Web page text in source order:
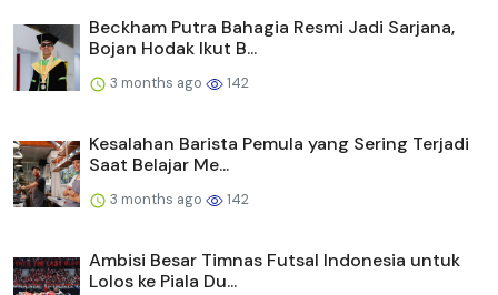
Beckham Putra Bahagia Resmi Jadi Sarjana,
Bojan Hodak Ikut B...
3 months ago 142
Kesalahan Barista Pemula yang Sering Terjadi
Saat Belajar Me...
3 months ago 142
Ambisi Besar Timnas Futsal Indonesia untuk
Lolos ke Piala Du...